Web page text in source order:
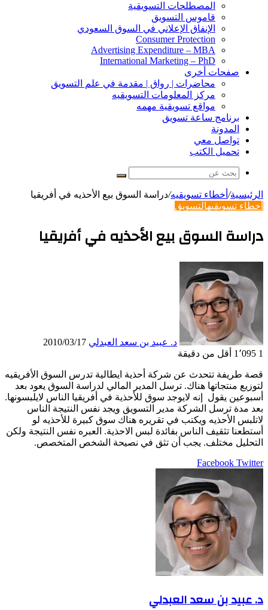
المصطلحات التسويقية
قاموس التسويق
الإنفاق الإعلاني في السوق السعودي
Consumer Protection
Advertising Expenditure – MBA
International Marketing – PhD
صفحات أخرى
محاضرات | رواق | مقدمة في علم التسويق
مركز المعلومات التسويقيه
مواقع تسويقية مهمه
برنامج ساعة تسويق
المدونة
تواصل معي
تحميل الكتب
بحث
الرئيسية/ أخطاء تسويقيه/دراسة السوق بيع الأحذيه في أفريقيا
أخطاء تسويقيهالتسويق
دراسة السوق بيع الأحذيه في أفريقيا
د. عبيد بن سعد العبدلي 2010/03/17
1
أقل من دقيقة
قصة طريفة تتحدث عن شركة أحذية ايطالية تدرس السوق الأفريقيه
لتوزيع منتجاتها هناك. ترسل المدير المالي لدراسة السوق يعود بعد
أسبوعين يقول إنه لايوجد سوق للأحذية في أفريقيا الناس لايلبسونها.
بعد مدة ترسل الشركة مدير التسويق ويجد نفس النتيجة الناس
لاتلبس الأحذيه ويكتب في تقريره هناك سوق كبيرة للأحذيه لو
أستطعنا تثقيف الناس بفائدة لبس الاحذية. العبره نفس النتيجة ولكن
التحليل مختلف. يجب أن تثق في نصيحة الشخص المتخصص.
Facebook Twitter
LinkedIn
Pinterest
مشاركة
عبر
البريد
طباعة
د. عبيد بن سعد العبدلي